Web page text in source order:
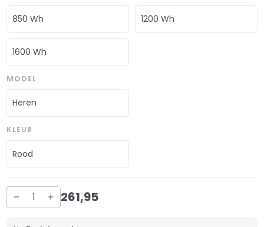
850 Wh 1200 Wh
1600 Wh
MODEL
Heren
KLEUR
Rood
261,95